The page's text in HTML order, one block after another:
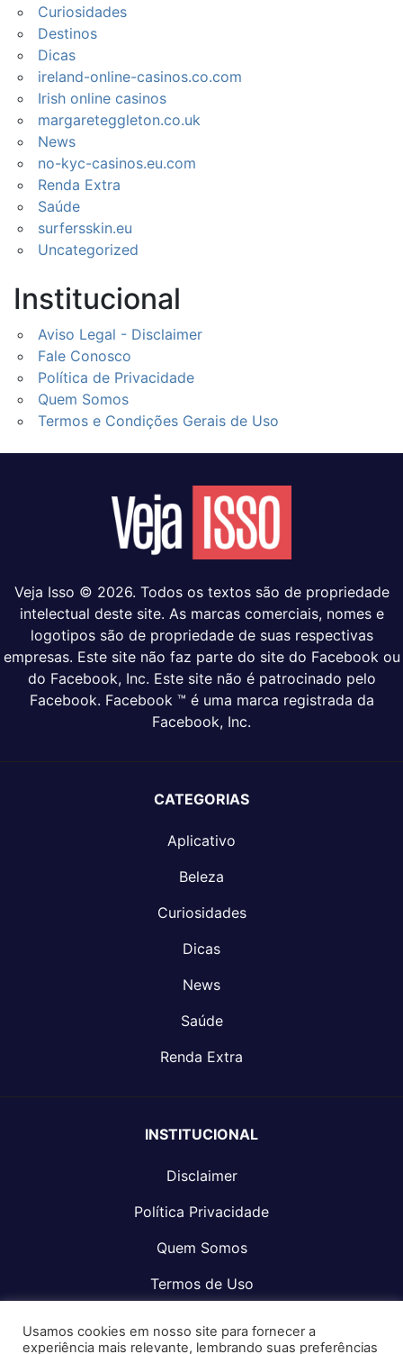
Curiosidades
Destinos
Dicas
ireland-online-casinos.co.com
Irish online casinos
margareteggleton.co.uk
News
no-kyc-casinos.eu.com
Renda Extra
Saúde
surfersskin.eu
Uncategorized
Institucional
Aviso Legal - Disclaimer
Fale Conosco
Política de Privacidade
Quem Somos
Termos e Condições Gerais de Uso
Veja Isso © 2026. Todos os textos são de propriedade
intelectual deste site. As marcas comerciais, nomes e
logotipos são de propriedade de suas respectivas
empresas. Este site não faz parte do site do Facebook ou
do Facebook, Inc. Este site não é patrocinado pelo
Facebook. Facebook ™ é uma marca registrada da
Facebook, Inc.
CATEGORIAS
Aplicativo
Beleza
Curiosidades
Dicas
News
Saúde
Renda Extra
INSTITUCIONAL
Disclaimer
Política Privacidade
Quem Somos
Termos de Uso
Usamos cookies em nosso site para fornecer a
experiência mais relevante, lembrando suas preferências